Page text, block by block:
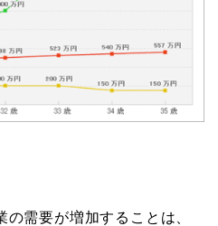
需要が増加することは、